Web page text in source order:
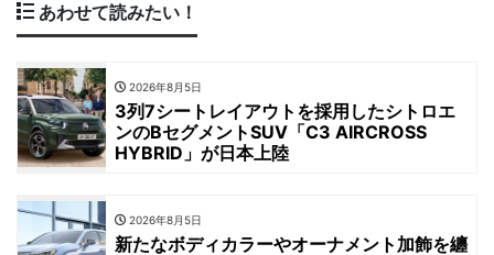
あわせて読みたい！
2026年8月5日
3列7シートレイアウトを採用したシトロエ
ンのBセグメントSUV「C3 AIRCROSS
HYBRID」が日本上陸
2026年8月5日
新たなボディカラーやオーナメント加飾を纏